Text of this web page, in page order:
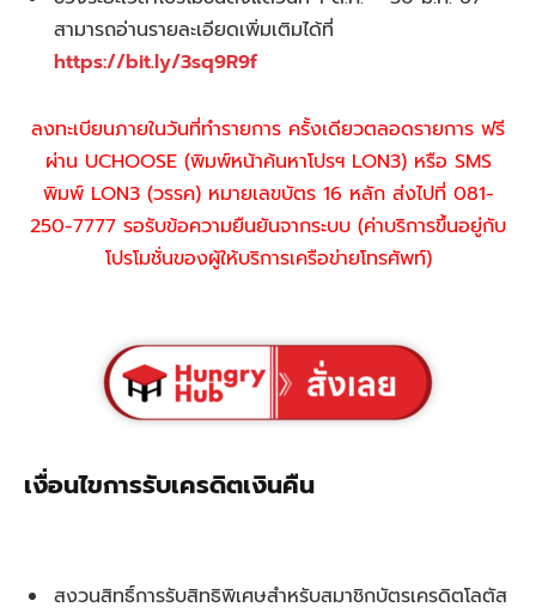
สามารถอ่านรายละเอียดเพิ่มเติมได้ที่
https://bit.ly/3sq9R9f
ลงทะเบียนภายในวันที่ทำรายการ ครั้งเดียวตลอดรายการ ฟรี
ผ่าน UCHOOSE (พิมพ์หน้าค้นหาโปรฯ LON3) หรือ SMS
พิมพ์ LON3 (วรรค) หมายเลขบัตร 16 หลัก ส่งไปที่ 081-
250-7777 รอรับข้อความยืนยันจากระบบ (ค่าบริการขึ้นอยู่กับ
โปรโมชั่นของผู้ให้บริการเครือข่ายโทรศัพท์)
เงื่อนไขการรับเครดิตเงินคืน
สงวนสิทธิ์การรับสิทธิพิเศษสำหรับสมาชิกบัตรเครดิตโลตัส